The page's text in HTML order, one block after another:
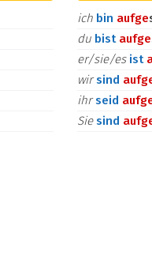
ich bin aufge
du bist aufge
er/sie/es ist
wirsind auf
ihrseid auf
Siesind auf